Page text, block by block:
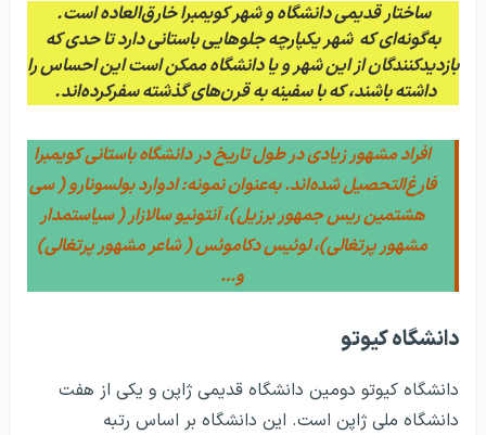
ساختار قدیمی دانشگاه و شهر کویمبرا خارق‌العاده است.
به‌گونه‌ای که شهر یکپارچه جلوهایی باستانی دارد تا حدی که
بازدیدکنندگان از این شهر و یا دانشگاه ممکن است این احساس را
داشته باشند، که با سفینه به قرن‌های گذشته سفرکرده‌اند.
افراد مشهور زیادی در طول تاریخ در دانشگاه باستانی کویمبرا
فارغ‌التحصیل شده‌اند. به‌عنوان نمونه: ادوارد بولسونارو ( سی
هشتمین ریس جمهور برزیل)، آنتونیو سالازار ( سیاستمدار
مشهور پرتغالی)، لوئیس دکاموئس ( شاعر مشهور پرتغالی)
و…
دانشگاه کیوتو
دانشگاه کیوتو دومین دانشگاه قدیمی ژاپن و یکی از هفت
دانشگاه ملی ژاپن است. این دانشگاه بر اساس رتبه